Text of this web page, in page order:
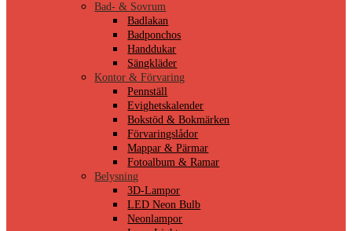
Bad- & Sovrum
Badlakan
Badponchos
Handdukar
Sängkläder
Kontor & Förvaring
Pennställ
Evighetskalender
Bokstöd & Bokmärken
Förvaringslådor
Mappar & Pärmar
Fotoalbum & Ramar
Belysning
3D-Lampor
LED Neon Bulb
Neonlampor